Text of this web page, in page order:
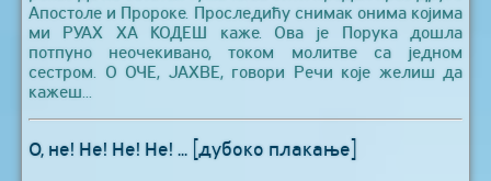
Апостоле и Пророке. Проследићу снимак онима којима
ми РУАХ ХА КОДЕШ каже. Ова је Порука дошла
потпуно неочекивано, током молитве са једном
сестром. О ОЧЕ, ЈАХВЕ, говори Речи које желиш да
кажеш...
О, не! Не! Не! Не! ... [дубоко плакање]